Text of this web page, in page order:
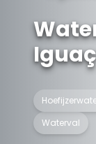
Waterval